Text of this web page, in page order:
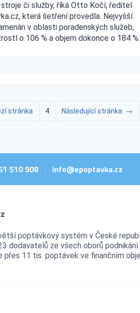
stroje či služby, říká Otto Kočí, ředitel
která šetření provedla. Nejvyšší
v oblasti poradenských služeb,
o 106 % a objem dokonce o 184 %.
stránka 4 Následující stránka →
510 908 | info@epoptavka.cz
poptávkový systém v České
dodavatelů ze všech oborů podnikání.
přes 11 tis. poptávek ve finančním